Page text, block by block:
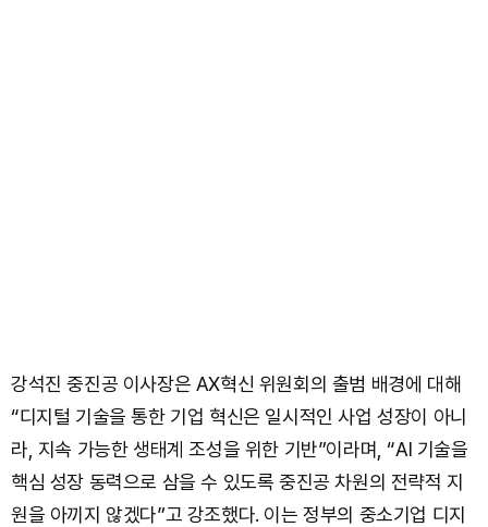
강석진 중진공 이사장은 AX혁신 위원회의 출범 배경에 대해
“디지털 기술을 통한 기업 혁신은 일시적인 사업 성장이 아니
라, 지속 가능한 생태계 조성을 위한 기반”이라며, “AI 기술을
핵심 성장 동력으로 삼을 수 있도록 중진공 차원의 전략적 지
원을 아끼지 않겠다”고 강조했다. 이는 정부의 중소기업 디지